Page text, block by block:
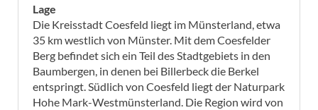
Lage
Die Kreisstadt Coesfeld liegt im Münsterland, etwa
35 km westlich von Münster. Mit dem Coesfelder
Berg befindet sich ein Teil des Stadtgebiets in den
Baumbergen, in denen bei Billerbeck die Berkel
entspringt. Südlich von Coesfeld liegt der Naturpark
Hohe Mark-Westmünsterland. Die Region wird von